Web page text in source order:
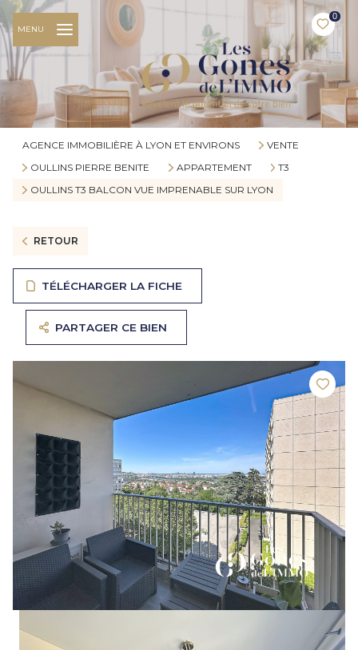
0
MENU
AGENCE IMMOBILIÈRE À LYON ET ENVIRONS
VENTE
OULLINS PIERRE BENITE
APPARTEMENT
T3
OULLINS T3 BALCON VUE IMPRENABLE SUR LYON
RETOUR
TÉLÉCHARGER LA FICHE
PARTAGER CE BIEN